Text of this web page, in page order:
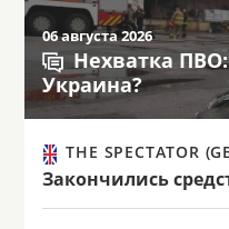
06 августа 2026
Нехватка
Украина?
THE SPECTATOR
Закончились